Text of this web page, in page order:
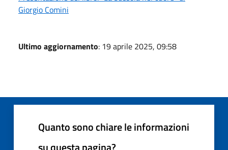
Giorgio Comini
Ultimo aggiornamento: 19 aprile 2025, 09:58
Quanto sono chiare le informazioni